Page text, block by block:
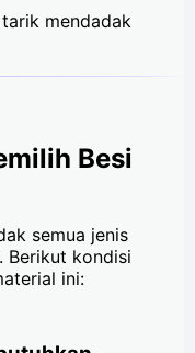
mendadak
Besi
semua jenis
Berikut kondisi
ini: